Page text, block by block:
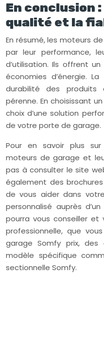
En conclusion
qualité et la
En résumé, les moteurs
par leur performance,
d’utilisation. Ils offrent
économies d’énergie.
durabilité des produits
pérenne. En choisissant
choix d’une solution
de votre porte de garage.
Pour en savoir plus
moteurs de garage et
pas à consulter le site
également des
de vous aider dans
personnalisé auprès
pourra vous conseiller et
professionnelle, que
garage Somfy prix, des
modèle spécifique
sectionnelle Somfy.